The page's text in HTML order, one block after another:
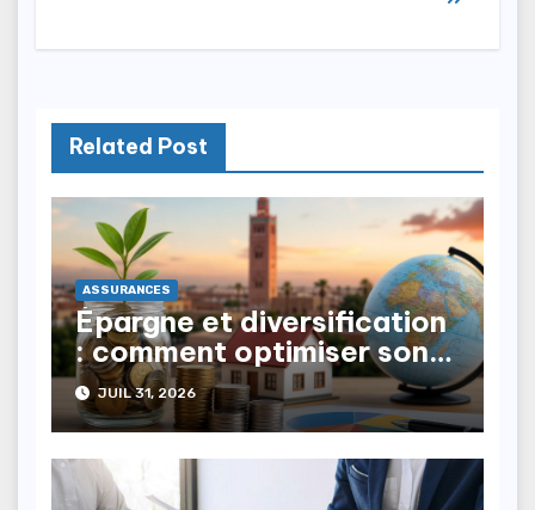
Related Post
ASSURANCES
Épargne et diversification
: comment optimiser son
patrimoine au Maroc ?
JUIL 31, 2026